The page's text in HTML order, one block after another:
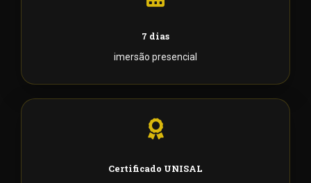
7 dias
imersão presencial
Certificado UNISAL